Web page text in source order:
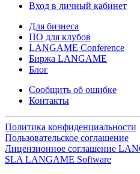
Вход в личный кабинет
Для бизнеса
ПО для клубов
LANGAME Conference
Биржа LANGAME
Блог
Сообщить об ошибке
Контакты
Политика конфиденциальности
Пользовательское соглашение
Лицензионное соглашение
SLA LANGAME Software